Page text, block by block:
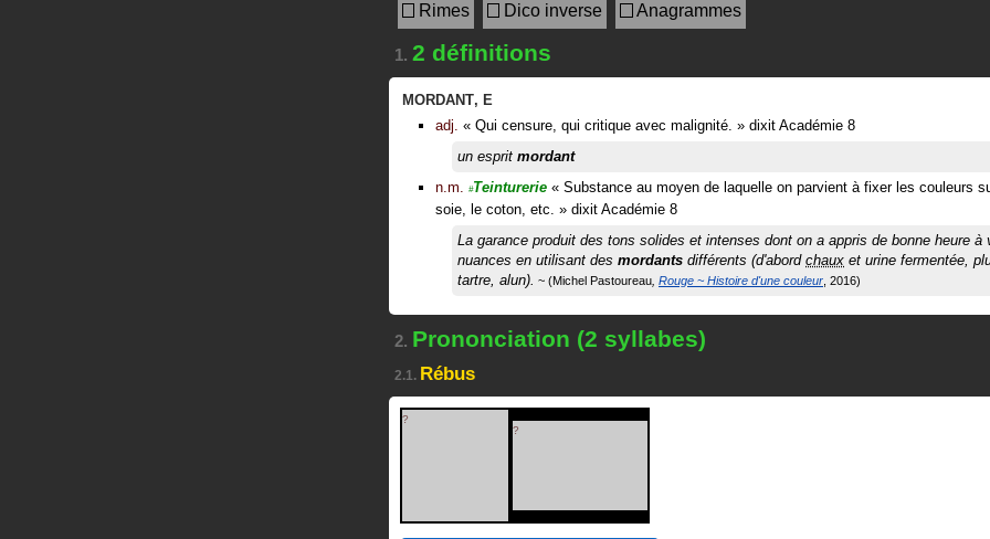
Rimes Dico inverse Anagrammes
1. 2 définitions
MORDANT, E
adj. « Qui censure, qui critique avec malignité. » dixit Académie 8
un esprit mordant
n.m. #Teinturerie « Substance au moyen de laquelle on parvient à fixer les couleurs
soie, le coton, etc. » dixit Académie 8
La garance produit des tons solides et intenses dont on a appris de bonne heure à
nuances en utilisant des mordants différents (d'abord chaux et urine fermentée,
tartre, alun).
Michel Pastoureau Rouge ~ Histoire d'une couleur 2016
2. Prononciation (2 syllabes)
2.1. Rébus
?
?